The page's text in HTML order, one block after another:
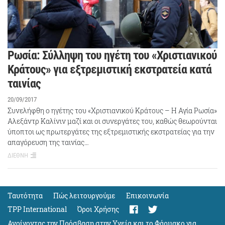
Ρωσία: Σύλληψη του ηγέτη του «Χριστιανικού
Κράτους» για εξτρεμιστική εκστρατεία κατά
ταινίας
20/09/2017
Συνελήφθη ο ηγέτης του «Χριστιανικού Κράτους – Η Αγία Ρωσία»
Αλεξάντρ Καλίνιν μαζί και οι συνεργάτες του, καθώς θεωρούνται
ύποπτοι ως πρωτεργάτες της εξτρεμιστικής εκστρατείας για την
απαγόρευση της ταινίας…
ΔΙΕΘΝΗ
Ταυτότητα Πώς λειτουργούμε
Eπικοινωνία
TPP International
Όροι Χρήσης